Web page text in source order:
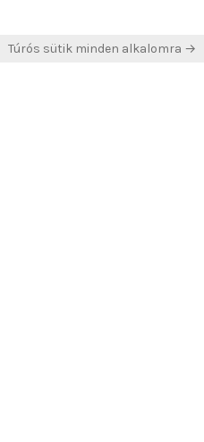
Túrós sütik minden alkalomra →